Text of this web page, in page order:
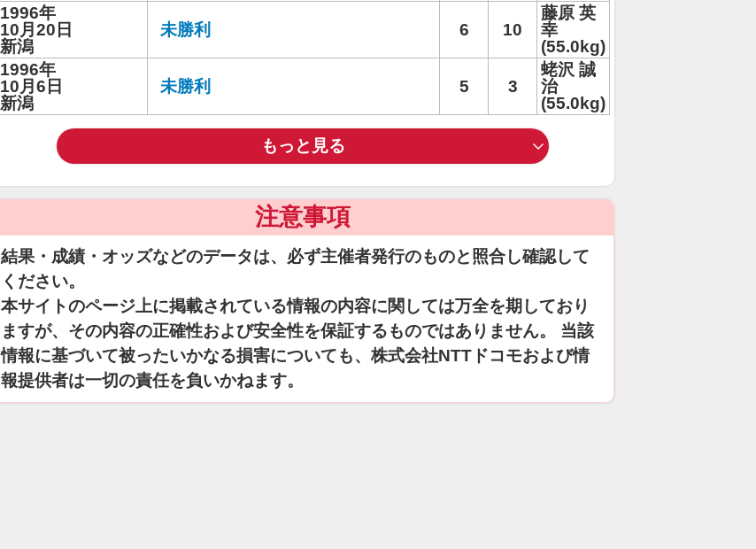
1996年
10月20日
新潟
未勝利 6 10
藤原 英
幸
(55.0kg)
1996年
10月6日
新潟
未勝利 5 3
蛯沢 誠
治
(55.0kg)
もっと見る
注意事項
結果・成績・オッズなどのデータは、必ず主催者発行のものと照合し確認して
ください。
本サイトのページ上に掲載されている情報の内容に関しては万全を期しており
ますが、その内容の正確性および安全性を保証するものではありません。 当該
情報に基づいて被ったいかなる損害についても、株式会社NTTドコモおよび情
報提供者は一切の責任を負いかねます。